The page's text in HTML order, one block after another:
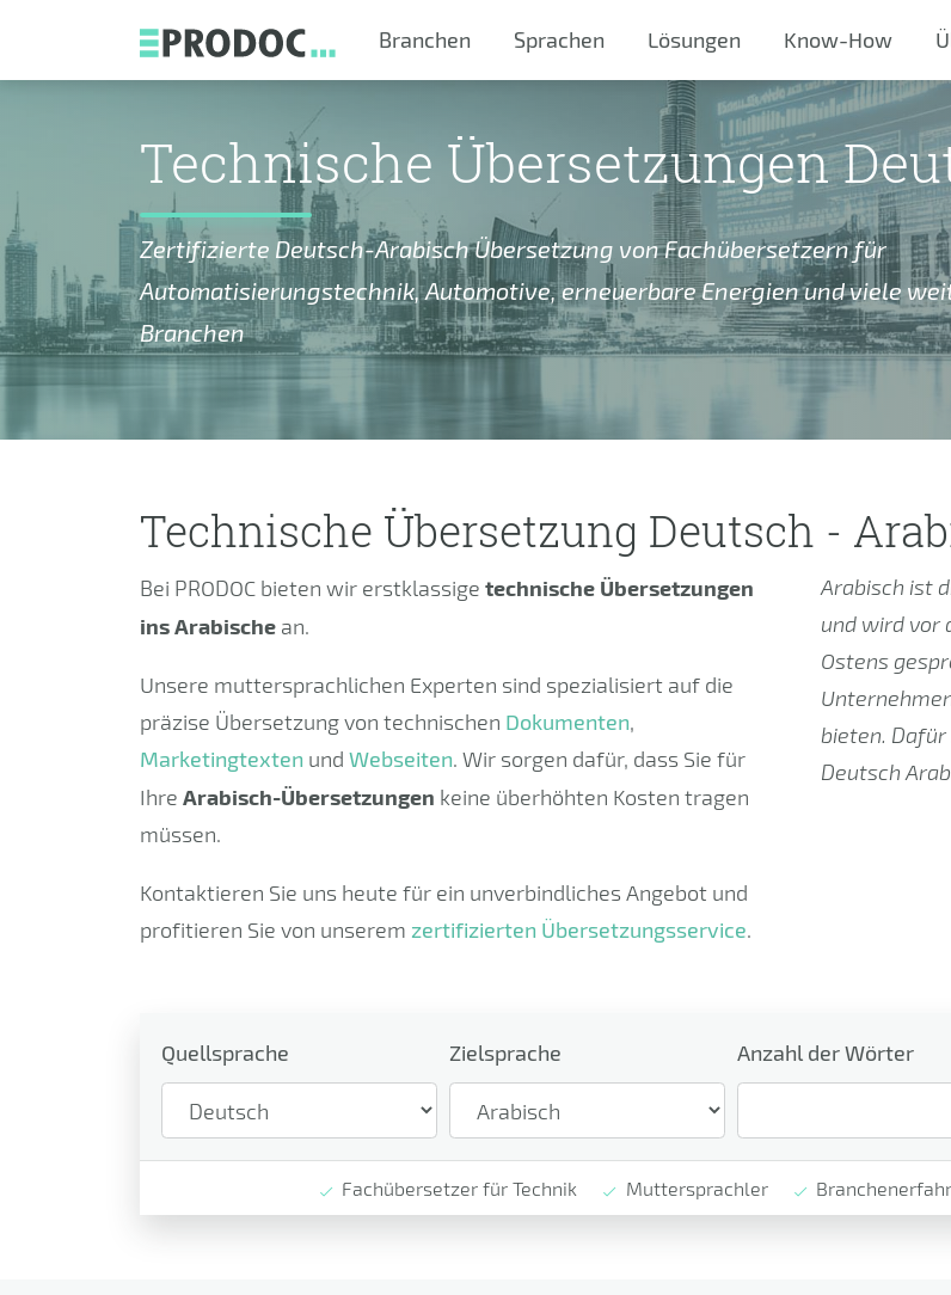
Branchen Sprachen Lösungen Know-How
Technische Übersetzungen
Zertifizierte Deutsch-Arabisch Übersetzung von Fachübersetzern für
Automatisierungstechnik, Automotive, erneuerbare Energien und viele
Branchen
Technische Übersetzung Deutsch -
Bei PRODOC bieten wir erstklassige technische Übersetzungen
ins Arabische an.
Unsere muttersprachlichen Experten sind spezialisiert auf die
präzise Übersetzung von technischen Dokumenten,
Marketingtexten und Webseiten. Wir sorgen dafür, dass Sie für
Ihre Arabisch-Übersetzungen keine überhöhten Kosten tragen
müssen.
Kontaktieren Sie uns heute für ein unverbindliches Angebot und
profitieren Sie von unserem zertifizierten Übersetzungsservice.
Arabisch ist
und wird vor
Ostens
bieten.
Deutsch
Quellsprache Zielsprache Anzahl der Wörter
Fachübersetzer für Technik Muttersprachler